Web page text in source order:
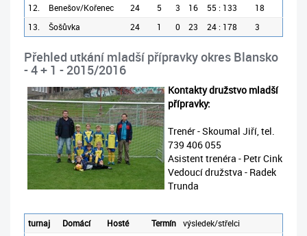
12.
Benešov/Kořenec 24 5 3 16 55 : 133
18
13.
Šošůvka 24 1 0 23 24 : 178 3
Přehled utkání mladší přípravky okres Blansko
- 4 + 1 - 2015/2016
Kontakty družstvo mladší
přípravky:
Trenér - Skoumal Jiří, tel.
739 406 055
Asistent trenéra - Petr Cink
Vedoucí družstva - Radek
Trunda
turnaj Domácí Hosté Termín
výsledek/střelci